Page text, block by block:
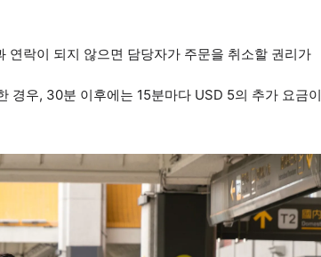
락이 되지 않으면 담당자가 주문을 취소할 권리가
경우, 30분 이후에는 15분마다 USD 5의 추가 요금이